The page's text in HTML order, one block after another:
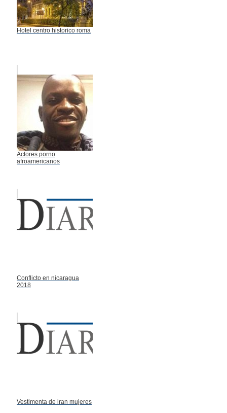
Hotel centro historico roma
Actores porno
afroamericanos
Conflicto en nicaragua
2018
Vestimenta de iran mujeres